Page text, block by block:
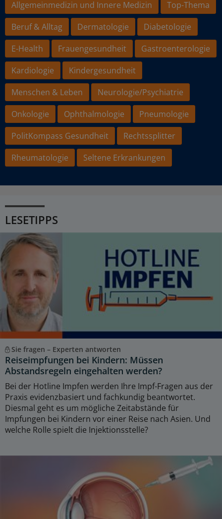
Allgemeinmedizin und Innere Medizin
Top-Thema
Beruf & Alltag
Dermatologie
Diabetologie
E-Health
Frauengesundheit
Gastroenterologie
Kardiologie
Kindergesundheit
Menschen & Leben
Neurologie/Psychiatrie
Onkologie
Ophthalmologie
Pneumologie
PolitKompass Gesundheit
Rechtssplitter
Rheumatologie
Seltene Erkrankungen
LESETIPPS
Sie fragen – Experten antworten
Reiseimpfungen bei Kindern: Müssen
Abstandsregeln eingehalten werden?
Bei der Hotline Impfen werden Ihre Impf-Fragen aus der
Praxis evidenzbasiert und fachkundig beantwortet.
Diesmal geht es um mögliche Zeitabstände für
Impfungen bei Kindern vor einer Reise nach Asien. Und
welche Rolle spielt die Injektionsstelle?